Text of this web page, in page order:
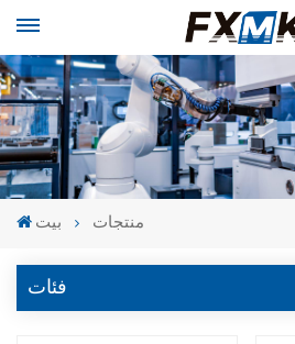
بيت منتجات
فئات